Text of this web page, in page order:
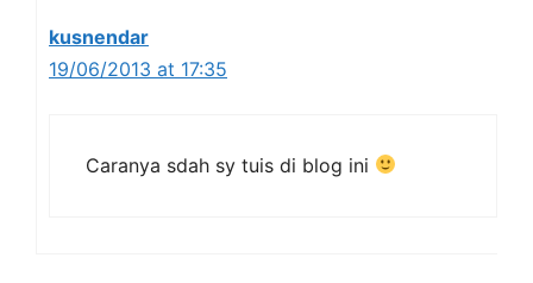
kusnendar
19/06/2013 at 17:35
Caranya sdah sy tuis di blog ini